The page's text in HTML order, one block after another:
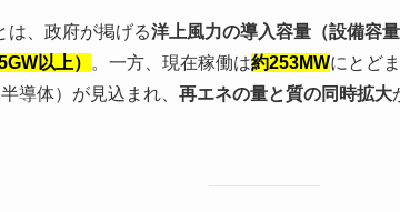
は、政府が掲げる洋上風力の導入容量（設備容
以上）
。一方、現在稼働は約253MWにとど
導体）が見込まれ、 再エネの量と質の同時拡大